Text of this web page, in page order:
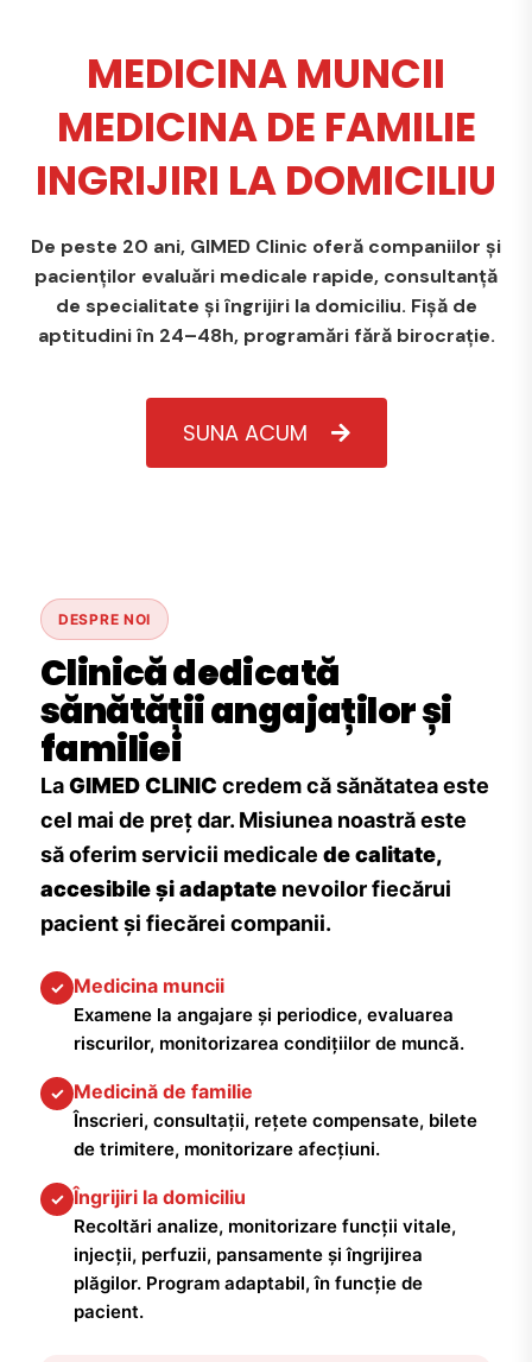
MEDICINA MUNCII
MEDICINA DE FAMILIE
INGRIJIRI LA DOMICILIU
De peste 20 ani, GIMED Clinic oferă companiilor și
pacienților evaluări medicale rapide, consultanță
de specialitate și îngrijiri la domiciliu. Fișă de
aptitudini în 24–48h, programări fără birocrație.
SUNA ACUM
DESPRE NOI
Clinică dedicată
sănătății angajaților și
familiei
LaGIMED CLINIC credem că sănătatea este
cel mai de preț dar. Misiunea noastră este
să oferim servicii medicale de calitate,
accesibile și adaptate nevoilor fiecărui
pacient și fiecărei companii.
✓ Medicina muncii
Examene la angajare și periodice, evaluarea
riscurilor, monitorizarea condițiilor de muncă.
✓ Medicină de familie
Înscrieri, consultații, rețete compensate, bilete
de trimitere, monitorizare afecțiuni.
✓ Îngrijiri la domiciliu
Recoltări analize, monitorizare funcții vitale,
injecții, perfuzii, pansamente și îngrijirea
plăgilor. Program adaptabil, în funcție de
pacient.